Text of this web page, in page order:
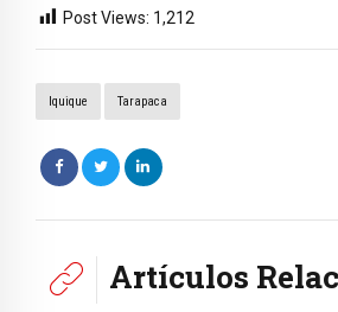
Post Views: 1,212
Iquique Tarapaca
Artículos